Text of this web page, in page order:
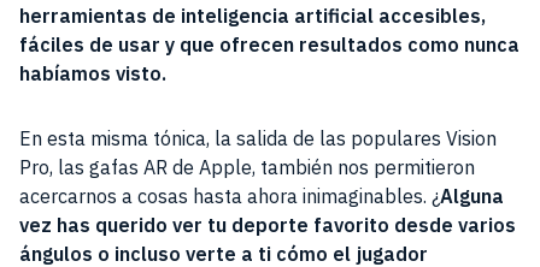
herramientas de inteligencia artificial accesibles,
fáciles de usar y que ofrecen resultados como nunca
habíamos visto.
En esta misma tónica, la salida de las populares Vision
Pro, las gafas AR de Apple, también nos permitieron
acercarnos a cosas hasta ahora inimaginables. ¿Alguna
vez has querido ver tu deporte favorito desde varios
ángulos o incluso verte a ti cómo el jugador